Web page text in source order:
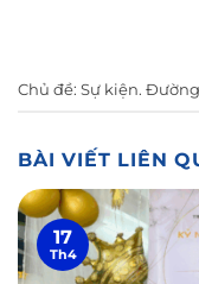
Chủ đề: Sự kiện.
BÀI VIẾT LIÊN
17
Th4